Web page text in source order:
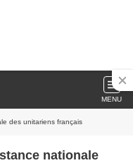
MENU
des unitariens français
nationale